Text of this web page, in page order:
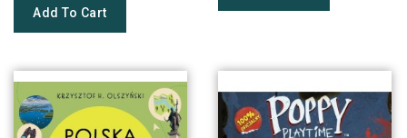
Add To Cart